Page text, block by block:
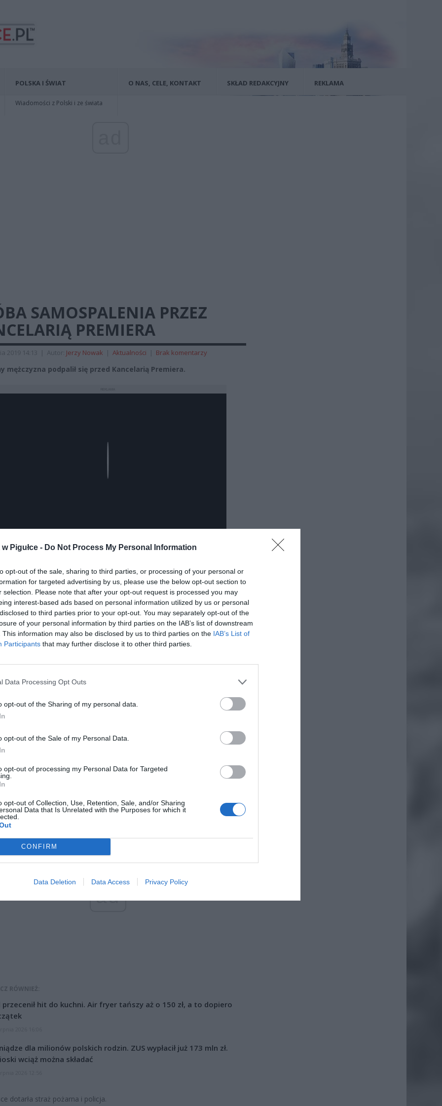
Pigułce - Do Not Process My Personal Information
opt-out of the sale, sharing to third parties, or processing of your personal or
for targeted advertising by us, please use the below opt-out section to
selection. Please note that after your opt-out request is processed you may
interest-based ads based on personal information utilized by us or personal
to third parties prior to your opt-out. You may separately opt-out of the
of your personal information by third parties on the IAB’s list of downstream
This information may also be disclosed by us to third parties on the IAB’s List of
Participants that may further disclose it to other third parties.
Data Processing Opt Outs
opt-out of the Sharing of my personal data.
opt-out of the Sale of my Personal Data.
opt-out of processing my Personal Data for Targeted
opt-out of Collection, Use, Retention, Sale, and/or Sharing
Data that Is Unrelated with the Purposes for which it
CONFIRM
Data Deletion Data Access Privacy Policy
POLSKA I ŚWIAT
Wiadomości z Polski i ze świata
O NAS, CELE, KONTAKT SKŁAD REDAKCYJNY REKLAMA
SAMOSPALENIA PRZEZ
PREMIERA
2019 14:13 | Autor: Jerzy Nowak | Aktualności | Brak komentarzy
mężczyzna podpalił się przed Kancelarią Premiera.
nas do preferowanych źródeł w Google Dodaj
doszło przed siedzibą KPRM w al. Ujazdowskich w Warszawie.
mężczyznę ugasili pracownicy.
ad
RÓWNIEŻ:
przecenił hit do kuchni. Air fryer tańszy aż o 150 zł, a to dopiero
dla milionów polskich rodzin. ZUS wypłacił już 173 mln zł.
wciąż można składać
dotarła straż pożarna i policja.